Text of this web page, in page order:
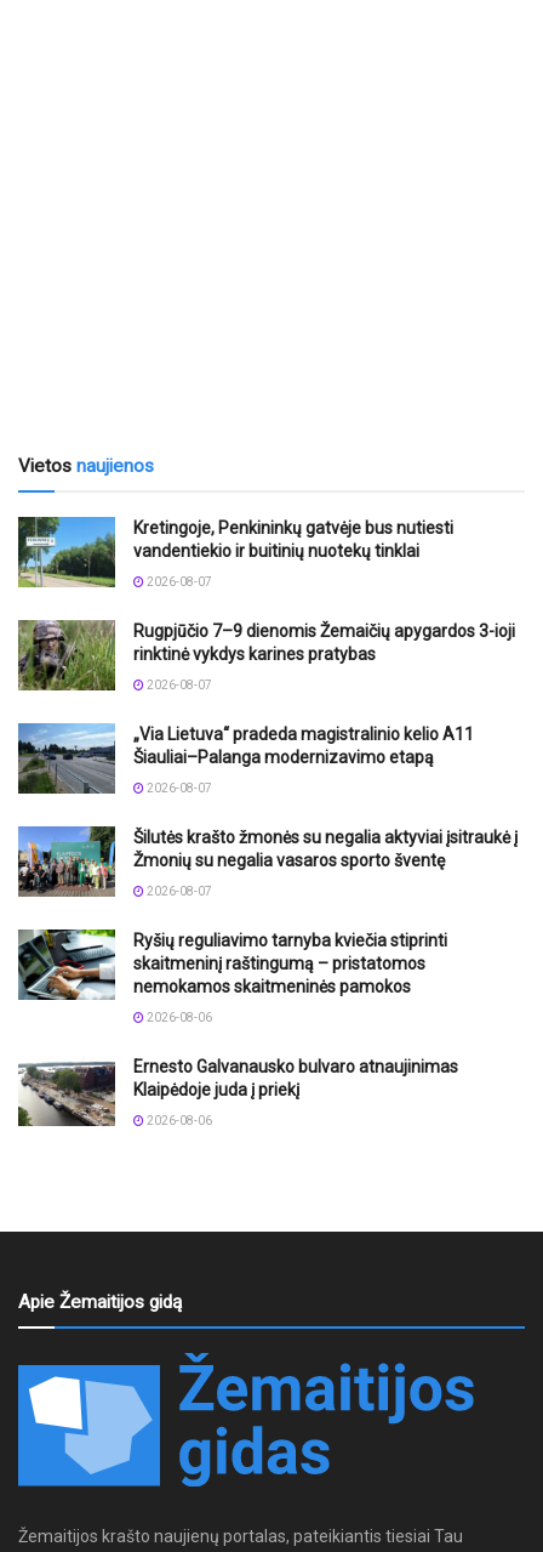
Vietos naujienos
Kretingoje, Penkininkų gatvėje bus nutiesti
vandentiekio ir buitinių nuotekų tinklai
2026-08-07
Rugpjūčio 7–9 dienomis Žemaičių apygardos 3-ioji
rinktinė vykdys karines pratybas
2026-08-07
„Via Lietuva“ pradeda magistralinio kelio A11
Šiauliai–Palanga modernizavimo etapą
2026-08-07
Šilutės krašto žmonės su negalia aktyviai įsitraukė į
Žmonių su negalia vasaros sporto šventę
2026-08-07
Ryšių reguliavimo tarnyba kviečia stiprinti
skaitmeninį raštingumą – pristatomos
nemokamos skaitmeninės pamokos
2026-08-06
Ernesto Galvanausko bulvaro atnaujinimas
Klaipėdoje juda į priekį
2026-08-06
Apie Žemaitijos gidą
Žemaitijos krašto naujienų portalas, pateikiantis tiesiai Tau